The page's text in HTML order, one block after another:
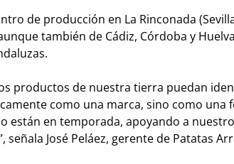
de producción en La Rinconada
también de Cádiz, Córdoba y
productos de nuestra tierra puedan
como una marca, sino como
en temporada, apoyando a
José Peláez, gerente de Patatas